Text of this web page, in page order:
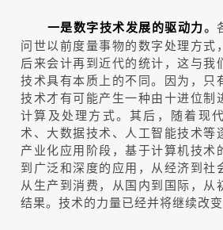
一是数字技术发展的驱动力。
问世以前度量事物的数字处理方式
后来会计再到近代的统计，这与我
技术具有本质上的不同。因为，只
技术才有可能产生一种由十进位制
计算及处理方式。其后，随着现
术、大数据技术、人工智能技术等
产业化应用阶段，基于计算机技术
到广泛和深度的应用，从经济到社
从生产到消费，从国内到国际，从
结果。技术的力量已经并将继续改变